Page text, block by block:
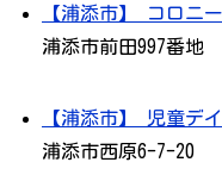
【浦添市】 コロニ
浦添市前田997番地
【浦添市】 児童デ
浦添市西原6-7-20